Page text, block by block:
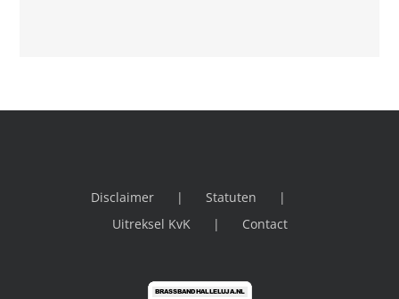
Disclaimer
Statuten
Uitreksel KvK
Contact